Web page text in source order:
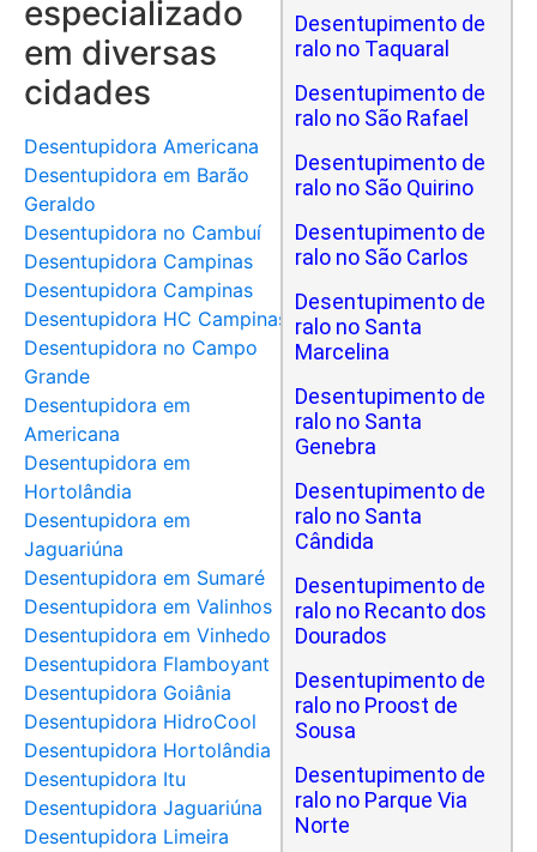
especializado
em diversas
cidades
Desentupidora Americana
Desentupidora em Barão
Geraldo
Desentupidora no Cambuí
Desentupidora Campinas
Desentupidora Campinas
Desentupidora HC Campinas
Desentupidora no Campo
Grande
Desentupidora em
Americana
Desentupidora em
Hortolândia
Desentupidora em
Jaguariúna
Desentupidora em Sumaré
Desentupidora em Valinhos
Desentupidora em Vinhedo
Desentupidora Flamboyant
Desentupidora Goiânia
Desentupidora HidroCool
Desentupidora Hortolândia
Desentupidora Itu
Desentupidora Jaguariúna
Desentupidora Limeira
Desentupimento de
ralo no Taquaral
Desentupimento de
ralo no São Rafael
Desentupimento de
ralo no São Quirino
Desentupimento de
ralo no São Carlos
Desentupimento de
ralo no Santa
Marcelina
Desentupimento de
ralo no Santa
Genebra
Desentupimento de
ralo no Santa
Cândida
Desentupimento de
ralo no Recanto dos
Dourados
Desentupimento de
ralo no Proost de
Sousa
Desentupimento de
ralo no Parque Via
Norte